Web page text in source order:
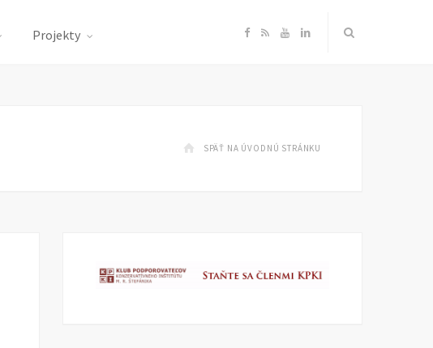
Projekty F
e
o
R Y
T
e
L
k
I
SPÄŤ NA ÚVODNÚ STRÁNKU